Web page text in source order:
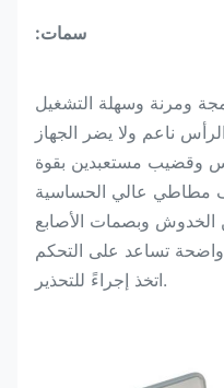
سمات:
ومرنة وسهلة التشغيل
ناعم ولا يضر الجهاز
وقضيب مستعبدين بقوة
عالي الحساسية
وبصمات الأصابع
تساعد على التحكم
.اتخذ إجراءً للتحذير